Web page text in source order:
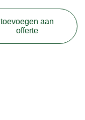
toevoegen aan
offerte